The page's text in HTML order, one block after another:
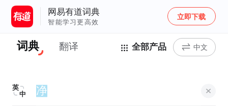
网易有道词典
智能学习更高效
立即下载
词典 翻译 全部产品 中文
英
中